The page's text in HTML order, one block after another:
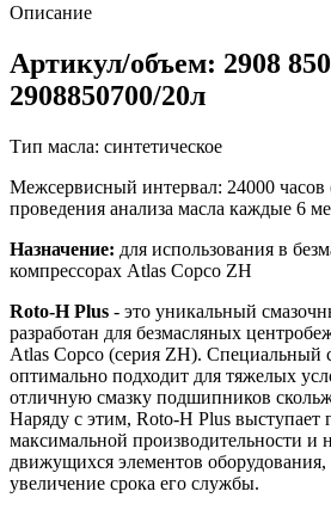
Описание
Артикул/объем: 2908
2908850700/20л
Тип масла: синтетическое
Межсервисный интервал: 24000 часов
проведения анализа масла каждые 6
Назначение: для использования в
компрессорах Atlas Copco ZH
Roto-H Plus - это уникальный
разработан для безмасляных
Atlas Copco (серия ZH). Специальный
оптимально подходит для тяжелых
отличную смазку подшипников
Наряду с этим, Roto-H Plus выступает
максимальной производительности и
движущихся элементов оборудования,
увеличение срока его службы.